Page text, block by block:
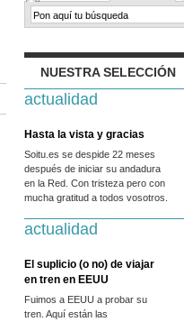
NUESTRA SELECCIÓN
actualidad
Hasta la vista y gracias
Soitu.es se despide 22 meses
después de iniciar su andadura
en la Red. Con tristeza pero con
mucha gratitud a todos vosotros.
actualidad
El suplicio (o no) de viajar
en tren en EEUU
Fuimos a EEUU a probar su
tren. Aquí están las